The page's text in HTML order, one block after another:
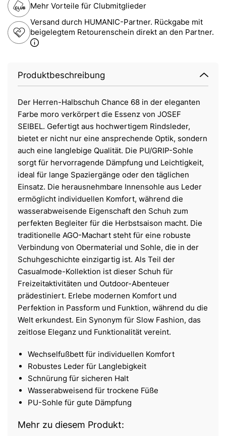
Mehr Vorteile für Clubmitglieder
Versand durch HUMANIC-Partner. Rückgabe mit
beigelegtem Retourenschein direkt an den Partner.
Produktbeschreibung
Der Herren-Halbschuh Chance 68 in der eleganten
Farbe moro verkörpert die Essenz von JOSEF
SEIBEL. Gefertigt aus hochwertigem Rindsleder,
bietet er nicht nur eine ansprechende Optik, sondern
auch eine langlebige Qualität. Die PU/GRIP-Sohle
sorgt für hervorragende Dämpfung und Leichtigkeit,
ideal für lange Spaziergänge oder den täglichen
Einsatz. Die herausnehmbare Innensohle aus Leder
ermöglicht individuellen Komfort, während die
wasserabweisende Eigenschaft den Schuh zum
perfekten Begleiter für die Herbstsaison macht. Die
traditionelle AGO-Machart steht für eine robuste
Verbindung von Obermaterial und Sohle, die in der
Schuhgeschichte einzigartig ist. Als Teil der
Casualmode-Kollektion ist dieser Schuh für
Freizeitaktivitäten und Outdoor-Abenteuer
prädestiniert. Erlebe modernen Komfort und
Perfektion in Passform und Funktion, während du die
Welt erkundest. Ein Synonym für Slow Fashion, das
zeitlose Eleganz und Funktionalität vereint.
Wechselfußbett für individuellen Komfort
Robustes Leder für Langlebigkeit
Schnürung für sicheren Halt
Wasserabweisend für trockene Füße
PU-Sohle für gute Dämpfung
Mehr zu diesem Produkt: